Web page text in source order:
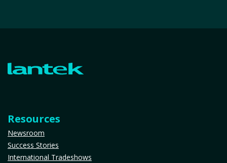
Resources
Newsroom
Success Stories
International Tradeshows